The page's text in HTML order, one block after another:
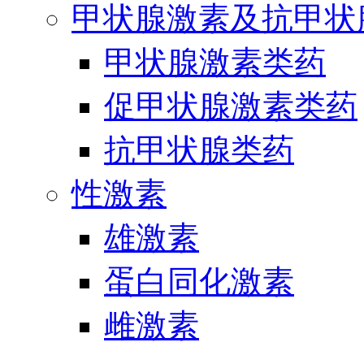
甲状腺激素及抗甲
甲状腺激素类药
促甲状腺激素类药
抗甲状腺类药
性激素
雄激素
蛋白同化激素
雌激素